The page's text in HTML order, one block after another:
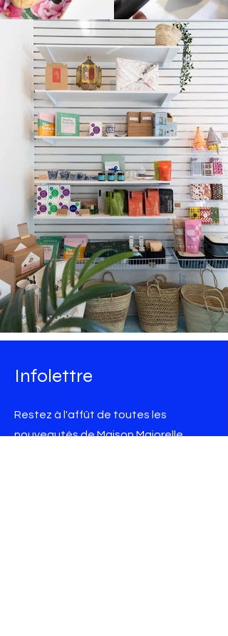
Infolettre
Restez à l'affût de toutes les
nouveautés de Maison Majorelle